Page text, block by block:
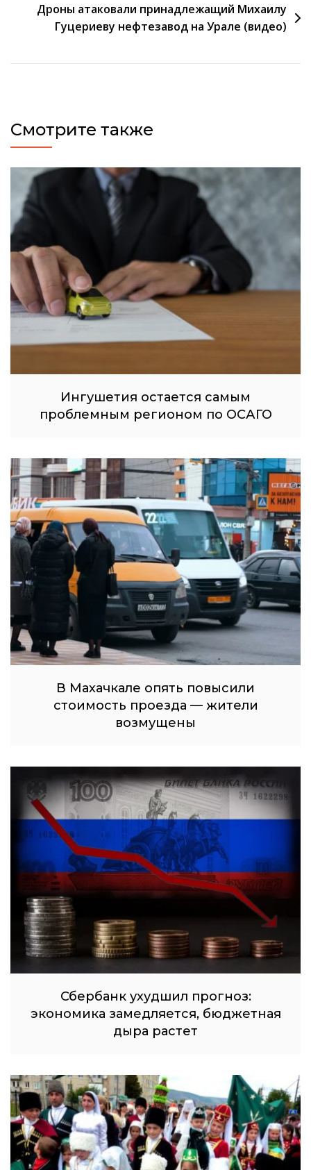
Дроны атаковали принадлежащий Михаилу
Гуцериеву нефтезавод на Урале (видео)
Смотрите также
Ингушетия остается самым
проблемным регионом по ОСАГО
В Махачкале опять повысили
стоимость проезда — жители
возмущены
Сбербанк ухудшил прогноз:
экономика замедляется, бюджетная
дыра растет